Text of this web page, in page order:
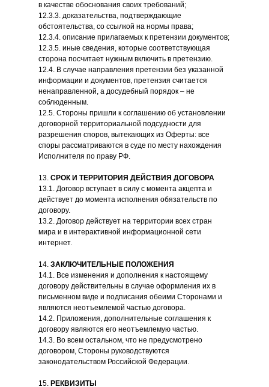
в качестве обоснования своих требований;
12.3.3. доказательства, подтверждающие
обстоятельства, со ссылкой на нормы права;
12.3.4. описание прилагаемых к претензии документов;
12.3.5. иные сведения, которые соответствующая
сторона посчитает нужным включить в претензию.
12.4. В случае направления претензии без указанной
информации и документов, претензия считается
ненаправленной, а досудебный порядок – не
соблюденным.
12.5. Стороны пришли к соглашению об установлении
договорной территориальной подсудности для
разрешения споров, вытекающих из Оферты: все
споры рассматриваются в суде по месту нахождения
Исполнителя по праву РФ.
13. СРОК И ТЕРРИТОРИЯ ДЕЙСТВИЯ ДОГОВОРА
13.1. Договор вступает в силу с момента акцепта и
действует до момента исполнения обязательств по
договору.
13.2. Договор действует на территории всех стран
мира и в интерактивной информационной сети
интернет.
14. ЗАКЛЮЧИТЕЛЬНЫЕ ПОЛОЖЕНИЯ
14.1. Все изменения и дополнения к настоящему
договору действительны в случае оформления их в
письменном виде и подписания обеими Сторонами и
являются неотъемлемой частью договора.
14.2. Приложения, дополнительные соглашения к
договору являются его неотъемлемую частью.
14.3. Во всем остальном, что не предусмотрено
договором, Стороны руководствуются
законодательством Российской Федерации.
15. РЕКВИЗИТЫ